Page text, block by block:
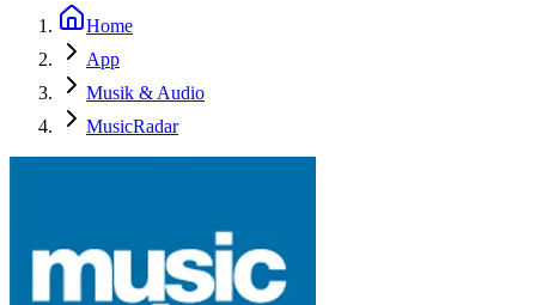
Home
App
Musik & Audio
MusicRadar